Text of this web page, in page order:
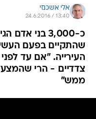
אלי אשכנזי
24.6.2016 / 13:40
כ-3,000 בני
שהתקיים בפעם
העירייה. "אם עד
צדדיים - הרי
ממש"